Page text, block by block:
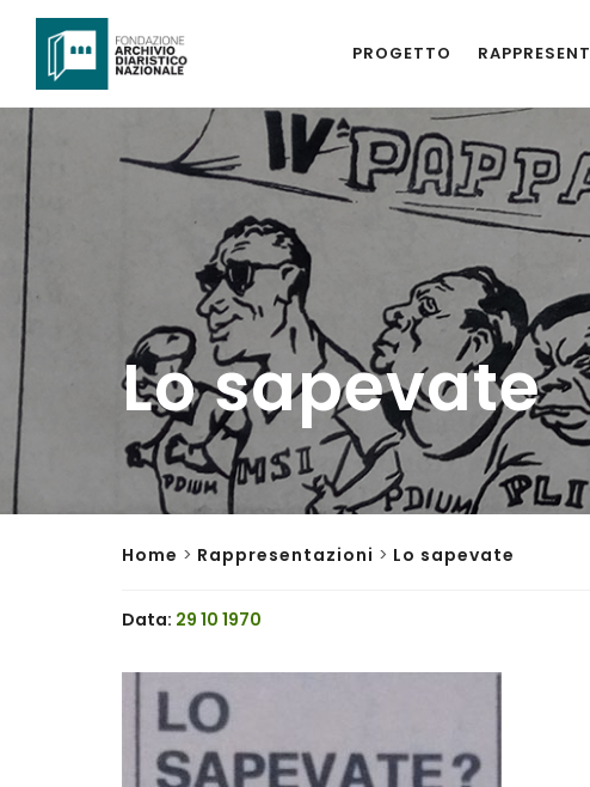
PROGETTO
Lo sapevate
Home > Rappresentazioni > Lo sapevate
Data: 29 10 1970